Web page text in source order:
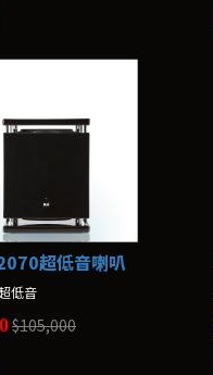
超低音喇叭
低音
$105,000